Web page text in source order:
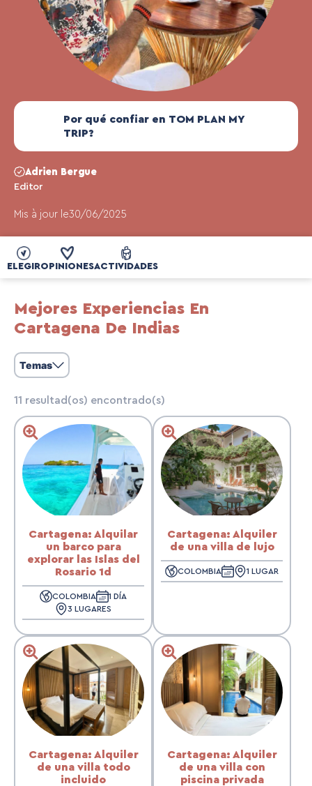
Por qué confiar en TOM PLAN MY
TRIP?
Adrien Bergue
Editor
Mis à jour le30/06/2025
ELEGIROPINIONESACTIVIDADES
Mejores Experiencias En
Cartagena De Indias
Temas
11 resultad(os) encontrado(s)
Cartagena: Alquilar
un barco para
explorar las Islas del
Rosario 1d
COLOMBIA
1 DÍA
3 LUGARES
Cartagena: Alquiler
de una villa de lujo
COLOMBIA 1 LUGAR
Cartagena: Alquiler
de una villa todo
incluido
Cartagena: Alquiler
de una villa con
piscina privada